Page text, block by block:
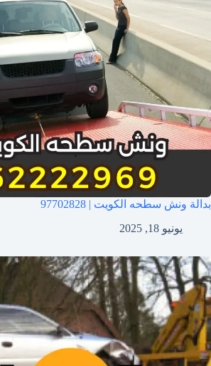
بدالة ونش سطحه الكويت | 97702828
يونيو 18, 2025